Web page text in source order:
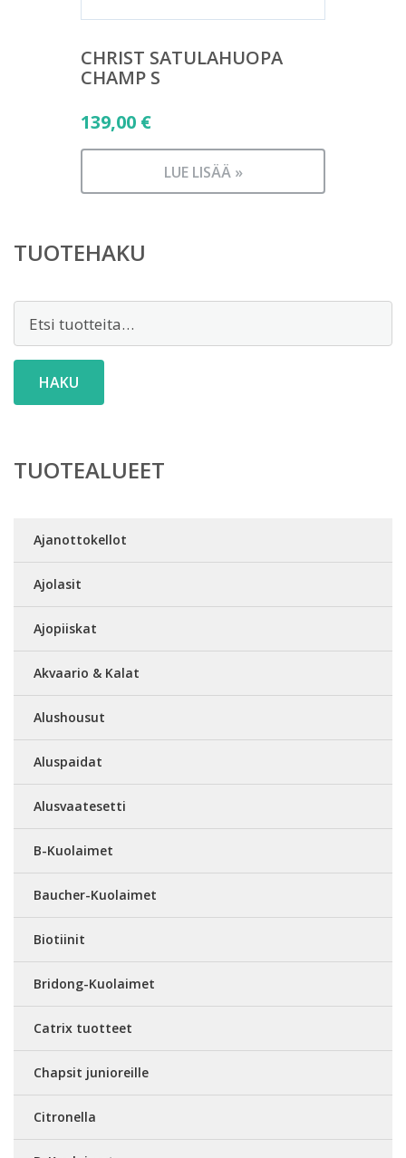
CHRIST SATULAHUOPA
CHAMP S
139,00 €
LUE LISÄÄ »
TUOTEHAKU
HAKU
TUOTEALUEET
Ajanottokellot
Ajolasit
Ajopiiskat
Akvaario & Kalat
Alushousut
Aluspaidat
Alusvaatesetti
B-Kuolaimet
Baucher-Kuolaimet
Biotiinit
Bridong-Kuolaimet
Catrix tuotteet
Chapsit junioreille
Citronella